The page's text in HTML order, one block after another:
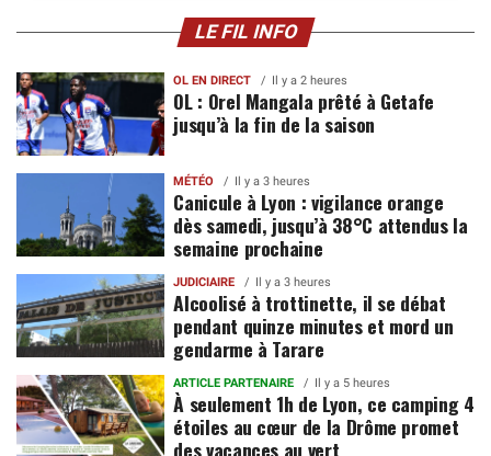
LE FIL INFO
OL EN DIRECT Il y a 2 heures
OL : Orel Mangala prêté à Getafe
jusqu’à la fin de la saison
MÉTÉO Il y a 3 heures
Canicule à Lyon : vigilance orange
dès samedi, jusqu’à 38°C attendus la
semaine prochaine
JUDICIAIRE Il y a 3 heures
Alcoolisé à trottinette, il se débat
pendant quinze minutes et mord un
gendarme à Tarare
ARTICLE PARTENAIRE Il y a 5 heures
À seulement 1h de Lyon, ce camping 4
étoiles au cœur de la Drôme promet
des vacances au vert